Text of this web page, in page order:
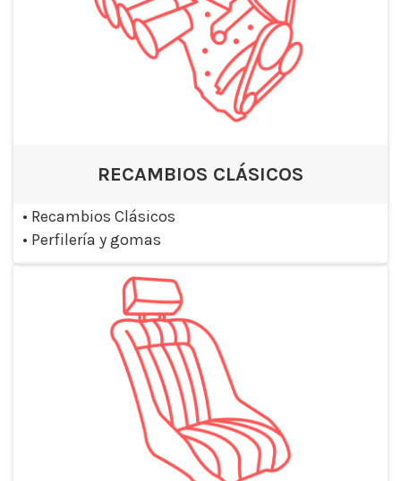
RECAMBIOS CLÁSICOS
• Recambios Clásicos
• Perfilería y gomas